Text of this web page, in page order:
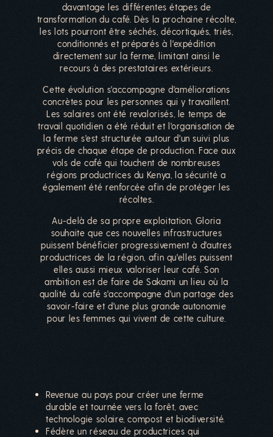
davantage les différentes étapes de
transformation du café. Dès la prochaine récolte,
les lots pourront être séchés, décortiqués, triés,
conditionnés et préparés à l'expédition
directement sur la ferme, limitant ainsi le
recours à des prestataires extérieurs.
Cette évolution s'accompagne d'améliorations
concrètes pour les personnes qui y travaillent.
Les salaires ont été revalorisés, le temps de
travail quotidien a été réduit et l'organisation de
la ferme s'est structurée autour d'un suivi plus
précis de chaque étape de production. Face aux
vols de café qui touchent de nombreuses
régions productrices du Kenya, la sécurité a
également été renforcée afin de protéger les
récoltes.
Au-delà de sa propre exploitation, Gloria
souhaite que ces nouvelles infrastructures
puissent bénéficier progressivement à d'autres
productrices de la région, afin qu'elles puissent
elles aussi mieux valoriser leur café. Son
ambition est de faire de Sakami un lieu où la
qualité du café s'accompagne d'un partage des
savoir-faire et d'une plus grande autonomie
pour les femmes qui vivent de cette culture.
Revenue au pays pour créer une ferme
durable et tournée vers la forêt, avec
technologie solaire, compost et biodiversité.
Fédère un réseau de productrices qui